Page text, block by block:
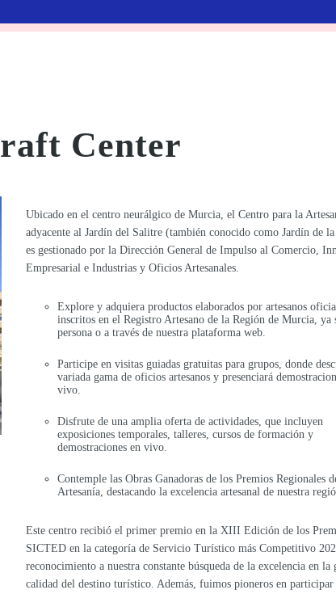
Center
Ubicado en el centro neurálgico de Murcia, el Centro para la
adyacente al Jardín del Salitre (también conocido como Jardín de la
es gestionado por la Dirección General de Impulso al Comercio,
Empresarial e Industrias y Oficios Artesanales.
Explore y adquiera productos elaborados por artesanos
inscritos en el Registro Artesano de la Región de Murcia, ya
persona o a través de nuestra plataforma web.
Participe en visitas guiadas gratuitas para grupos, donde
variada gama de oficios artesanos y presenciará
vivo.
Disfrute de una amplia oferta de actividades, que incluyen
exposiciones temporales, talleres, cursos de formación y
demostraciones en vivo.
Contemple las Obras Ganadoras de los Premios Regionales
Artesanía, destacando la excelencia artesanal de nuestra
Este centro recibió el primer premio en la XIII Edición de los
SICTED en la categoría de Servicio Turístico más Competitivo
reconocimiento a nuestra constante búsqueda de la excelencia en la
calidad del destino turístico. Además, fuimos pioneros en participar